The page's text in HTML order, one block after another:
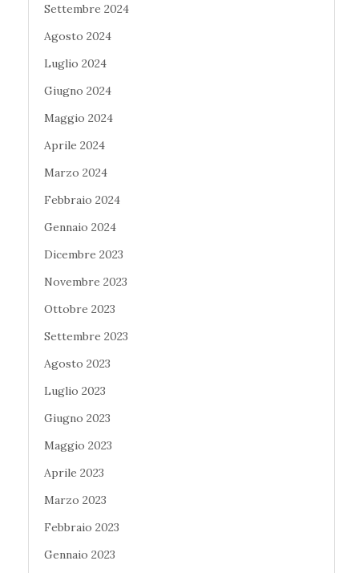
Settembre 2024
Agosto 2024
Luglio 2024
Giugno 2024
Maggio 2024
Aprile 2024
Marzo 2024
Febbraio 2024
Gennaio 2024
Dicembre 2023
Novembre 2023
Ottobre 2023
Settembre 2023
Agosto 2023
Luglio 2023
Giugno 2023
Maggio 2023
Aprile 2023
Marzo 2023
Febbraio 2023
Gennaio 2023